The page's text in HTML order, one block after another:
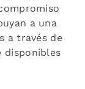
a una
a través de
disponibles